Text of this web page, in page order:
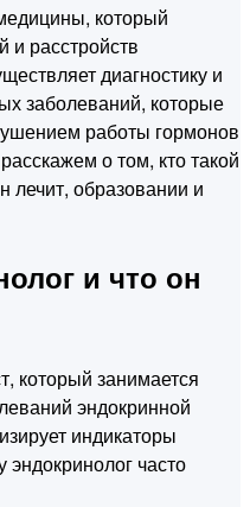
который
и расстройств
диагностику и
заболеваний, которые
работы гормонов
о том, кто такой
лечит, образовании и
и что он
который занимается
эндокринной
индикаторы
часто